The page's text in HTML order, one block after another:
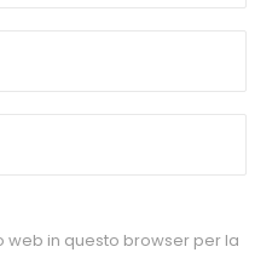
web in questo browser per la